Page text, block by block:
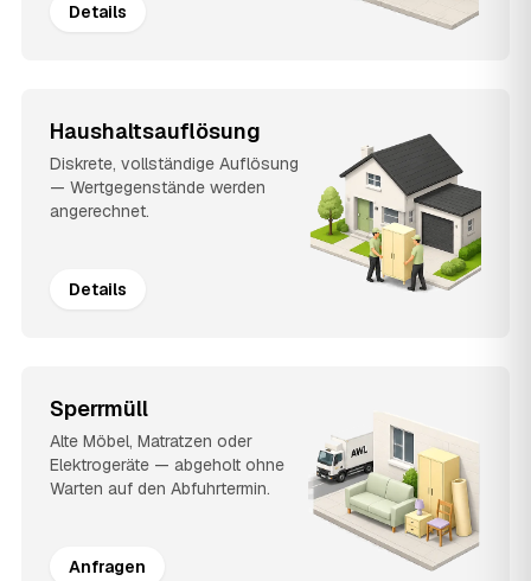
Details
Haushaltsauflösung
Diskrete, vollständige Auflösung
— Wertgegenstände werden
angerechnet.
Details
Sperrmüll
Alte Möbel, Matratzen oder
Elektrogeräte — abgeholt ohne
Warten auf den Abfuhrtermin.
Anfragen